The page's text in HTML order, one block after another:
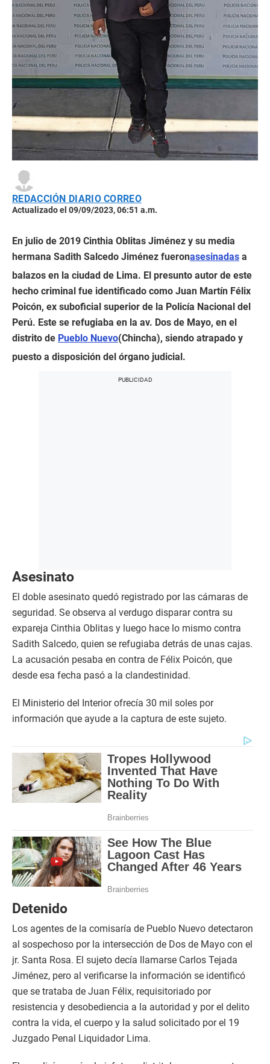
REDACCIÓN DIARIO CORREO
Actualizado el 09/09/2023, 06:51 a.m.
En julio de 2019 Cinthia Oblitas Jiménez y su media
hermana Sadith Salcedo Jiménez fueronasesinadas a
balazos en la ciudad de Lima. El presunto autor de este
hecho criminal fue identificado como Juan Martín Félix
Poicón, ex suboficial superior de la Policía Nacional del
Perú. Este se refugiaba en la av. Dos de Mayo, en el
distrito de Pueblo Nuevo(Chincha), siendo atrapado y
puesto a disposición del órgano judicial.
Asesinato
El doble asesinato quedó registrado por las cámaras de
seguridad. Se observa al verdugo disparar contra su
expareja Cinthia Oblitas y luego hace lo mismo contra
Sadith Salcedo, quien se refugiaba detrás de unas cajas.
La acusación pesaba en contra de Félix Poicón, que
desde esa fecha pasó a la clandestinidad.
El Ministerio del Interior ofrecía 30 mil soles por
información que ayude a la captura de este sujeto.
Detenido
Los agentes de la comisaría de Pueblo Nuevo detectaron
al sospechoso por la intersección de Dos de Mayo con el
jr. Santa Rosa. El sujeto decía llamarse Carlos Tejada
Jiménez, pero al verificarse la información se identificó
que se trataba de Juan Félix, requisitoriado por
resistencia y desobediencia a la autoridad y por el delito
contra la vida, el cuerpo y la salud solicitado por el 19
Juzgado Penal Liquidador Lima.